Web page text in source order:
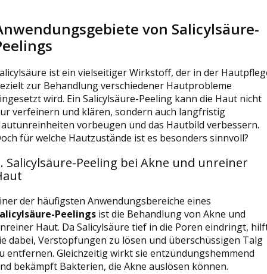
von Salicylsäure-
ist ein vielseitiger Wirkstoff, der in der
zur Behandlung verschiedener Hautprobleme
wird. Ein Salicylsäure-Peeling kann die Haut nicht
verfeinern und klären, sondern auch langfristig
vorbeugen und das Hautbild verbessern.
für welche Hautzustände ist es besonders sinnvoll?
Salicylsäure-Peeling bei Akne und unreiner
der häufigsten Anwendungsbereiche eines
Peelings ist die Behandlung von Akne und
Haut. Da Salicylsäure tief in die Poren eindringt,
dabei, Verstopfungen zu lösen und überschüssigen Talg
entfernen. Gleichzeitig wirkt sie entzündungshemmend
bekämpft Bakterien, die Akne auslösen können.